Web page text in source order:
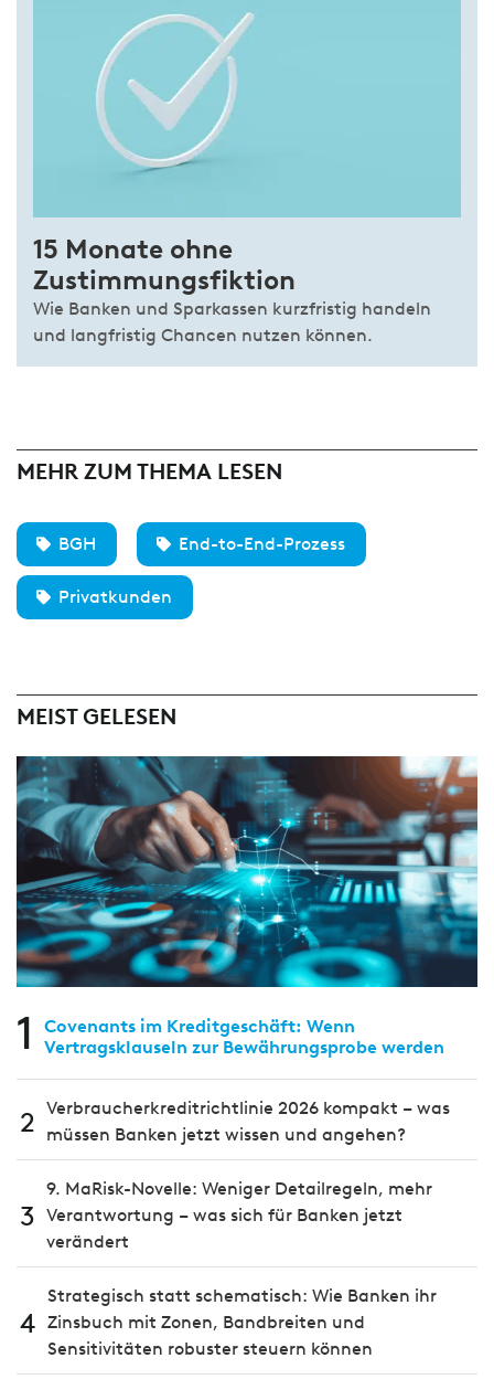
15 Monate ohne
Zustimmungsfiktion
Wie Banken und Sparkassen kurzfristig handeln
und langfristig Chancen nutzen können.
MEHR ZUM THEMA LESEN
BGH End-to-End-Prozess
Privatkunden
MEIST GELESEN
1
Covenants im Kreditgeschäft: Wenn
Vertragsklauseln zur Bewährungsprobe werden
2 Verbraucherkreditrichtlinie 2026 kompakt – was
müssen Banken jetzt wissen und angehen?
3
9. MaRisk-Novelle: Weniger Detailregeln, mehr
Verantwortung – was sich für Banken jetzt
verändert
4
Strategisch statt schematisch: Wie Banken ihr
Zinsbuch mit Zonen, Bandbreiten und
Sensitivitäten robuster steuern können